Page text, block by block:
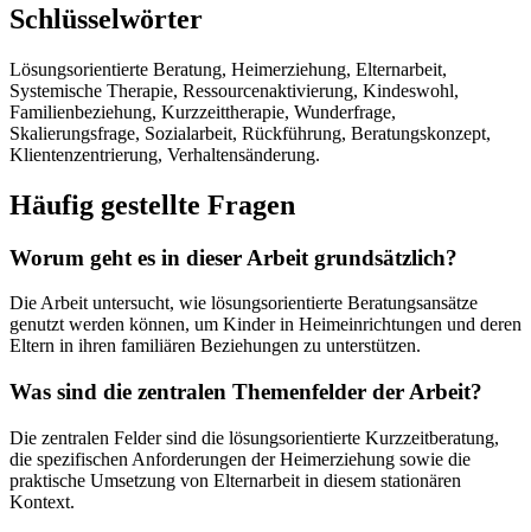
Schlüsselwörter
Lösungsorientierte Beratung, Heimerziehung, Elternarbeit,
Systemische Therapie, Ressourcenaktivierung, Kindeswohl,
Familienbeziehung, Kurzzeittherapie, Wunderfrage,
Skalierungsfrage, Sozialarbeit, Rückführung, Beratungskonzept,
Klientenzentrierung, Verhaltensänderung.
Häufig gestellte Fragen
Worum geht es in dieser Arbeit grundsätzlich?
Die Arbeit untersucht, wie lösungsorientierte Beratungsansätze
genutzt werden können, um Kinder in Heimeinrichtungen und deren
Eltern in ihren familiären Beziehungen zu unterstützen.
Was sind die zentralen Themenfelder der Arbeit?
Die zentralen Felder sind die lösungsorientierte Kurzzeitberatung,
die spezifischen Anforderungen der Heimerziehung sowie die
praktische Umsetzung von Elternarbeit in diesem stationären
Kontext.